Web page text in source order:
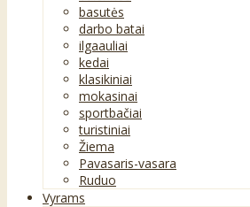
basutės
darbo batai
ilgaauliai
kedai
klasikiniai
mokasinai
sportbačiai
turistiniai
Žiema
Pavasaris-vasara
Ruduo
Vyrams